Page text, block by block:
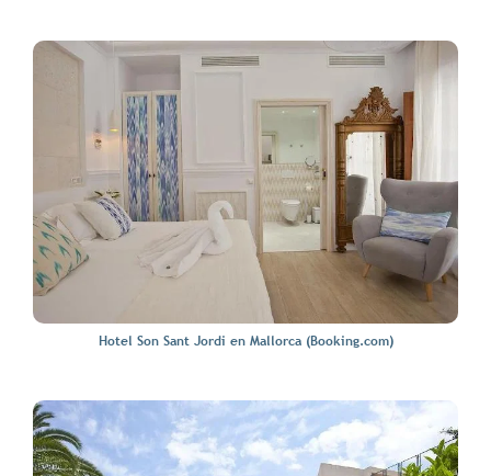
Hotel Son Sant Jordi en Mallorca (Booking.com)